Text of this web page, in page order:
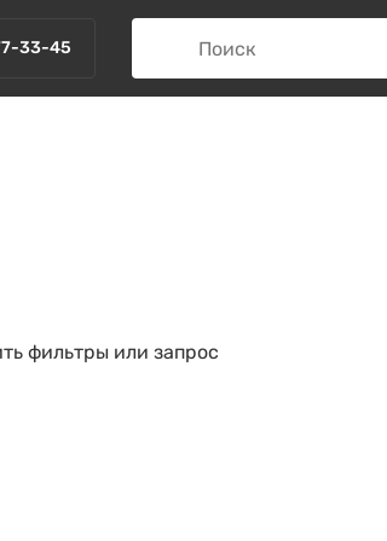
33-45
фильтры или запрос